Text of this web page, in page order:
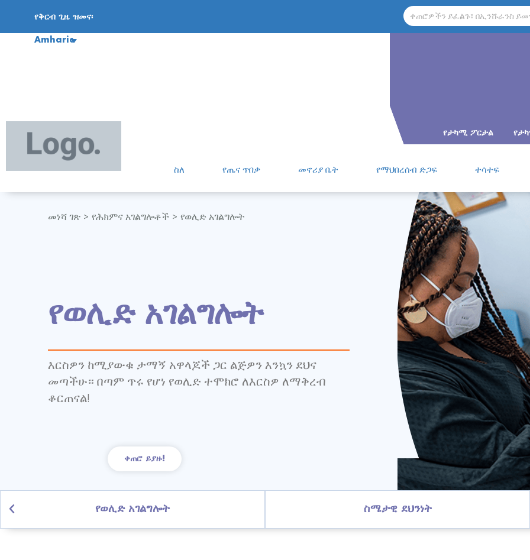
የቅርብ ጊዜ ዝመና፡
Amharic
የታካሚ ፖርታል
ስለ የጤና ጥበቃ መኖሪያ ቤት የማህበረሰብ ድጋፍ ተሳተፍ
መነሻ ገጽ > የሕክምና አገልግሎቶች > የወሊድ አገልግሎት
የወሊድ አገልግሎት
እርስዎን ከሚያውቁ ታማኝ አዋላጆች ጋር ልጅዎን እንኳን ደህና
መጣችሁ። በጣም ጥሩ የሆነ የወሊድ ተሞክሮ ለእርስዎ ለማቅረብ
ቆርጠናል!
ቀጠሮ ይያዙ!
የወሊድ አገልግሎት ስሜታዊ ደህንነት